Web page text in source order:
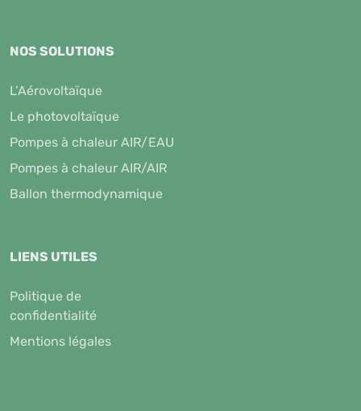
NOS SOLUTIONS
L’Aérovoltaïque
Le photovoltaïque
Pompes à chaleur AIR/EAU
Pompes à chaleur AIR/AIR
Ballon thermodynamique
LIENS UTILES
Politique de
confidentialité
Mentions légales